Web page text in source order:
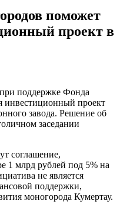
поможет
проект в
поддержке Фонда
инвестиционный проект
завода. Решение об
заседании
соглашение,
1 млрд рублей под 5% на
не является
поддержки,
моногорода Кумертау.